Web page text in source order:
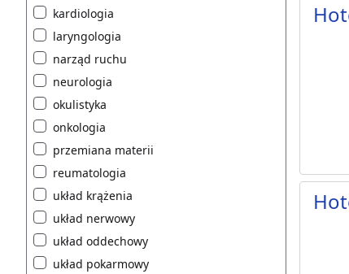
kardiologia
laryngologia
narząd ruchu
neurologia
okulistyka
onkologia
przemiana materii
reumatologia
układ krążenia
układ nerwowy
układ oddechowy
układ pokarmowy